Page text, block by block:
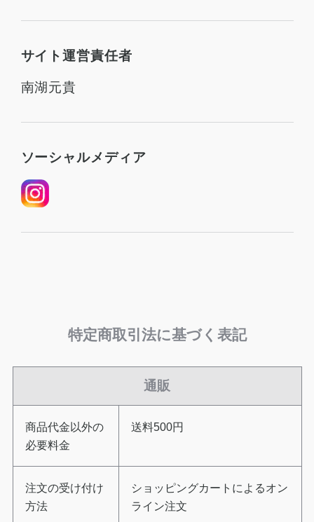
サイト運営責任者
南湖元貴
ソーシャルメディア
特定商取引法に基づく表記
通販
商品代金以外の
必要料金
送料500円
注文の受け付け
方法
ショッピングカートによるオン
ライン注文